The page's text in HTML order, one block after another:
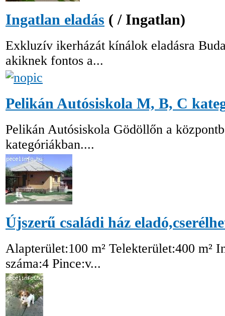
Ingatlan eladás ( / Ingatlan)
Exkluzív ikerházát kínálok eladásra
akiknek fontos a...
Pelikán Autósiskola M, B, C
Pelikán Autósiskola Gödöllőn a
kategóriákban....
Újszerű családi ház
Alapterület:100 m² Telekterület:400 m²
száma:4 Pince:v...